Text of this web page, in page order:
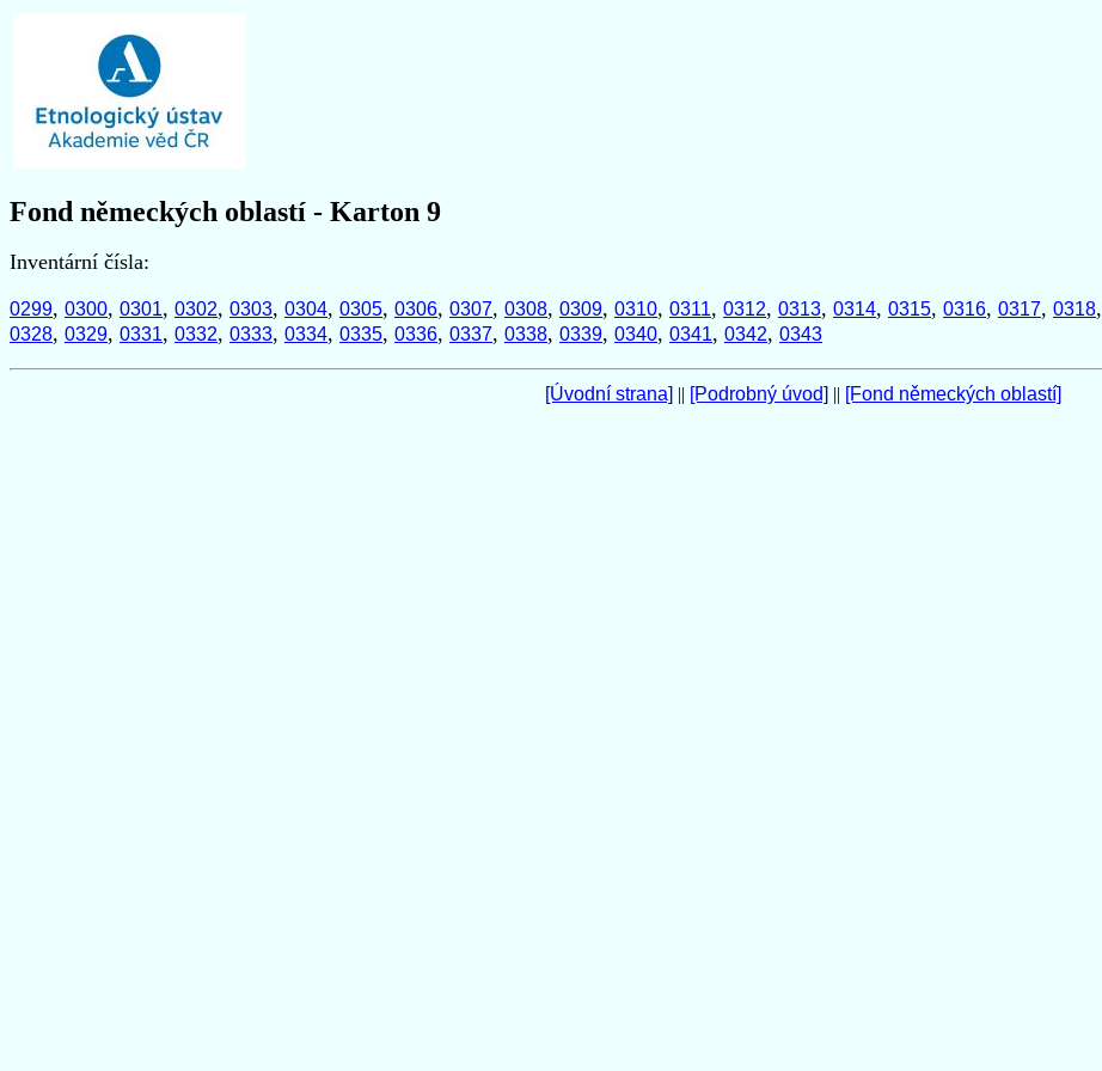
Fond německých oblastí - Karton 9
Inventární čísla:
0299, 0300, 0301, 0302, 0303, 0304, 0305, 0306, 0307, 0308, 0309, 0310, 0311, 0312, 0313, 0314, 0315, 0316, 0317, 0318,
0328, 0329, 0331, 0332, 0333, 0334, 0335, 0336, 0337, 0338, 0339, 0340, 0341, 0342, 0343
[Úvodní strana] || [Podrobný úvod] || [Fond německých oblastí]